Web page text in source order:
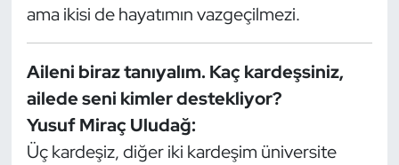
ama ikisi de hayatımın vazgeçilmezi.
Aileni biraz tanıyalım. Kaç kardeşsiniz,
ailede seni kimler destekliyor?
Yusuf Miraç Uludağ:
Üç kardeşiz, diğer iki kardeşim üniversite
Kayak
Kempo
Kick Boks
Kürek